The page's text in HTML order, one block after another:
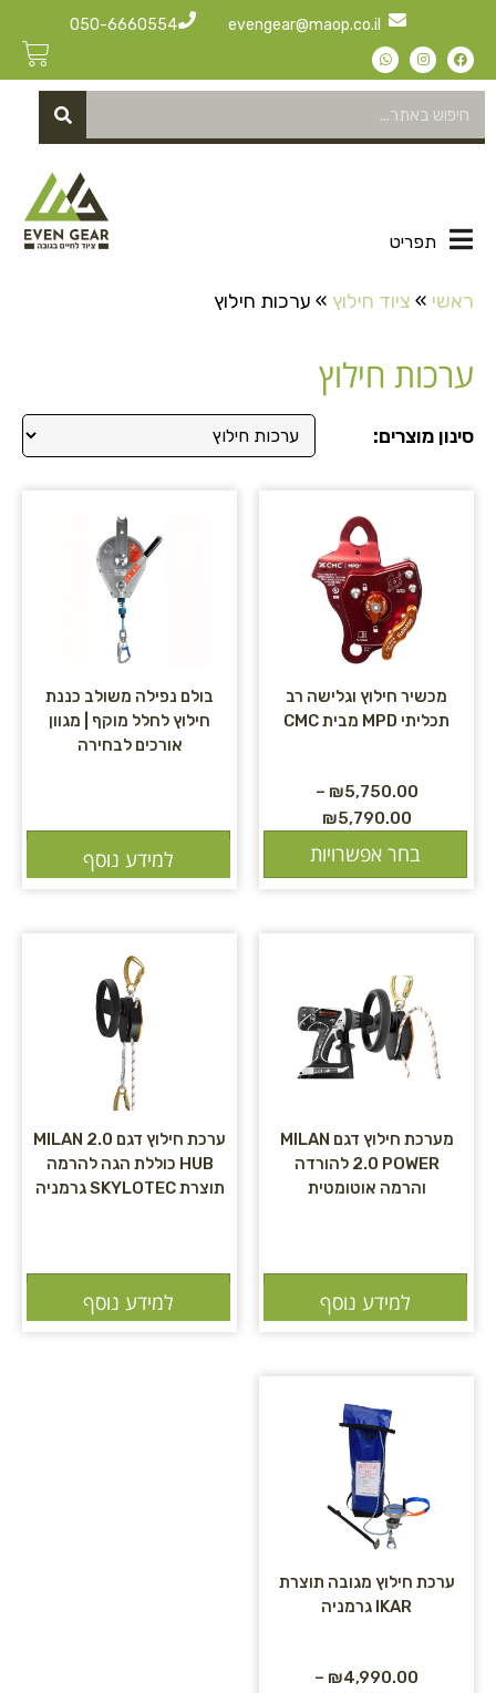
evengear@maop.co.il
050-6660554
תפריט
ראשי » ציוד חילוץ » ערכות חילוץ
ערכות חילוץ
סינון מוצרים:
מכשיר חילוץ וגלישה רב
תכליתי MPD מבית CMC
₪5,750.00
–
₪5,790.00
בחר אפשרויות
בולם נפילה משולב כננת
חילוץ לחלל מוקף | מגוון
אורכים לבחירה
הוספה לסל
למידע נוסף
מערכת חילוץ דגם MILAN
2.0 POWER להורדה
והרמה אוטומטית
הוספה לסל
למידע נוסף
ערכת חילוץ דגם MILAN 2.0
HUB כוללת הגה להרמה
תוצרת SKYLOTEC גרמניה
הוספה לסל
למידע נוסף
ערכת חילוץ מגובה תוצרת
IKAR גרמניה
₪4,990.00
–